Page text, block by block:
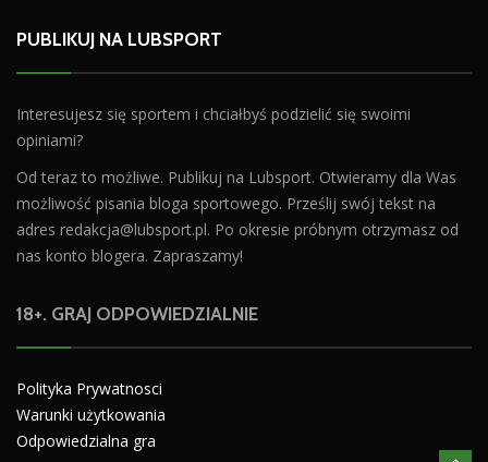
PUBLIKUJ NA LUBSPORT
Interesujesz się sportem i chciałbyś podzielić się swoimi
opiniami?
Od teraz to możliwe. Publikuj na Lubsport. Otwieramy dla Was
możliwość pisania bloga sportowego. Prześlij swój tekst na
adres redakcja@lubsport.pl. Po okresie próbnym otrzymasz od
nas konto blogera. Zapraszamy!
18+. GRAJ ODPOWIEDZIALNIE
Polityka Prywatnosci
Warunki użytkowania
Odpowiedzialna gra